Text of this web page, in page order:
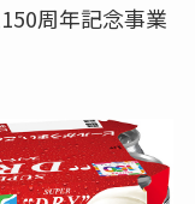
周年記念事業